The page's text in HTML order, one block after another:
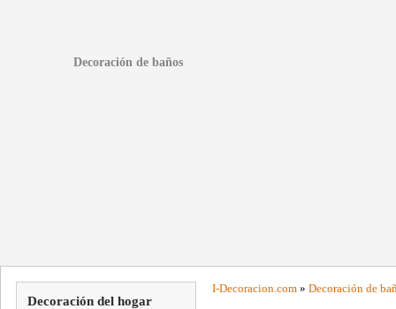
Decoración de baños
Decoración del hogar
I-Decoracion.com » Decoración de